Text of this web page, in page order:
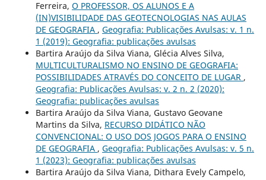
Ferreira, O PROFESSOR, OS ALUNOS E A
(IN)VISIBILIDADE DAS GEOTECNOLOGIAS NAS AULAS
DE GEOGRAFIA , Geografia: Publicações Avulsas: v. 1 n.
1 (2019): Geografia: publicações avulsas
Bartira Araújo da Silva Viana, Glécia Alves Silva,
MULTICULTURALISMO NO ENSINO DE GEOGRAFIA:
POSSIBILIDADES ATRAVÉS DO CONCEITO DE LUGAR ,
Geografia: Publicações Avulsas: v. 2 n. 2 (2020):
Geografia: publicações avulsas
Bartira Araújo da Silva Viana, Gustavo Geovane
Martins da Silva, RECURSO DIDÁTICO NÃO
CONVENCIONAL: O USO DOS JOGOS PARA O ENSINO
DE GEOGRAFIA , Geografia: Publicações Avulsas: v. 5 n.
1 (2023): Geografia: publicações avulsas
Bartira Araújo da Silva Viana, Dithara Evely Campelo,